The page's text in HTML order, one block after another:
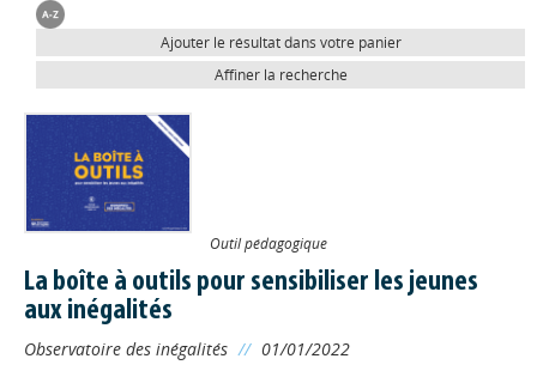
Ajouter le résultat dans votre panier
Affiner la recherche
Outil pédagogique
La boîte à outils pour sensibiliser les jeunes
aux inégalités
Observatoire des inégalités // 01/01/2022